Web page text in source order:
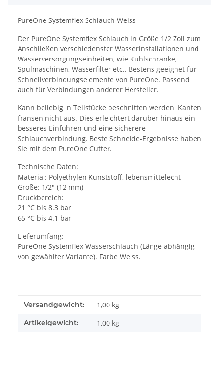
PureOne Systemflex Schlauch Weiss
Der PureOne Systemflex Schlauch in Größe 1/2 Zoll zum
Anschließen verschiedenster Wasserinstallationen und
Wasserversorgungseinheiten, wie Kühlschränke,
Spülmaschinen, Wasserfilter etc.. Bestens geeignet für
Schnellverbindungselemente von PureOne. Passend
auch für Verbindungen anderer Hersteller.
Kann beliebig in Teilstücke beschnitten werden. Kanten
fransen nicht aus. Dies erleichtert darüber hinaus ein
besseres Einführen und eine sicherere
Schlauchverbindung. Beste Schneide-Ergebnisse haben
Sie mit dem PureOne Cutter.
Technische Daten:
Material: Polyethylen Kunststoff, lebensmittelecht
Größe: 1/2" (12 mm)
Druckbereich:
21 °C bis 8.3 bar
65 °C bis 4.1 bar
Lieferumfang:
PureOne Systemflex Wasserschlauch (Länge abhängig
von gewählter Variante). Farbe Weiss.
Versandgewicht: 1,00 kg
Artikelgewicht: 1,00 kg